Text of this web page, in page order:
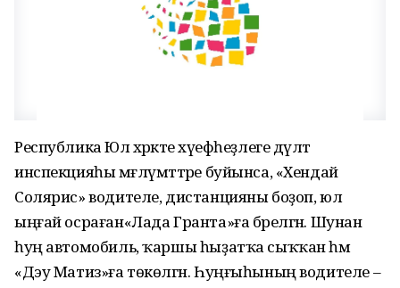
Республика Юл хәрәкәте хәүефһеҙлеге дәүләт
инспекцияһы мәғлүмәттәре буйынса, «Хендай
Солярис» водителе, дистанцияны боҙоп, юл
ыңғай осраған«Лада Гранта»ға бәрелгән. Шунан
һуң автомобиль, ҡаршы һыҙатҡа сыҡҡан һәм
«Дэу Матиз»ға төкөлгән. Һуңғыһының водителе –